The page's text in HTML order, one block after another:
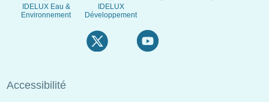
IDELUX Eau &
Environnement
IDELUX
Développement
Menu
Accessibilité